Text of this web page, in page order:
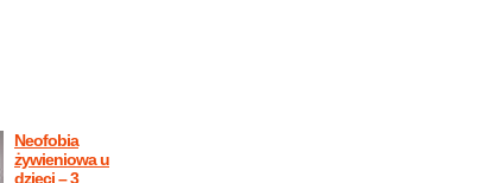
Neofobia
żywieniowa u
dzieci – 3